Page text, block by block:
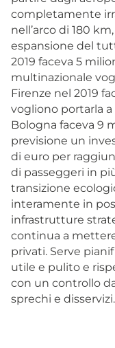
completamente
nell’arco di 180
espansione del
2019 faceva 5
multinazionale
Firenze nel 2019
vogliono portarla
Bologna faceva 9
previsione un
di euro per
di passeggeri in
transizione
interamente in
infrastrutture
continua a
privati. Serve
utile e pulito e
con un controllo
sprechi e disservizi.